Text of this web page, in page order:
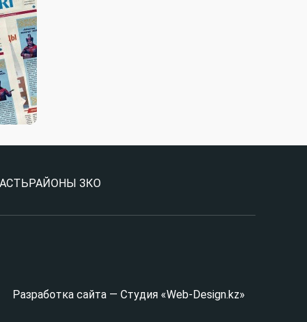
РАЙОНЫ ЗКО
Разработка сайта — Студия «Web-Design.kz»